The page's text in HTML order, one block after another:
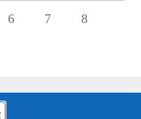
6 7 8